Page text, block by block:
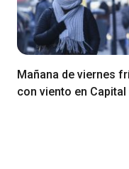
Mañana de viernes
con viento en Capital